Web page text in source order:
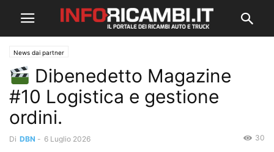
News dai partner
Dibenedetto Magazine
#10 Logistica e gestione
ordini.
Di DBN - 6 Luglio 2026 30